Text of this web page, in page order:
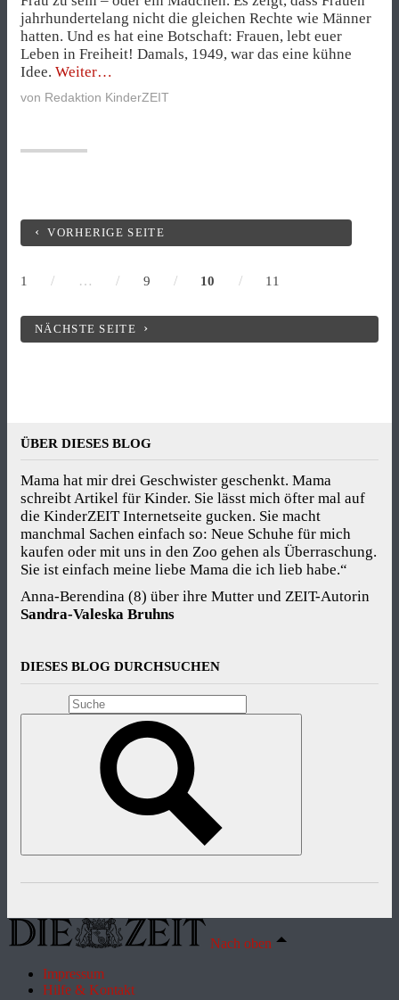
jahrhundertelang nicht die gleichen Rechte wie Männer
hatten. Und es hat eine Botschaft: Frauen, lebt euer
Leben in Freiheit! Damals, 1949, war das eine kühne
Idee. Weiter„Lebt
Leben
von Redaktion KinderZEIT
VORHERIGE SEITE
1 / … / 9 / 10 / 11
NÄCHSTE SEITE
ÜBER DIESES BLOG
Mama hat mir drei Geschwister geschenkt. Mama
schreibt Artikel für Kinder. Sie lässt mich öfter mal auf
die KinderZEIT Internetseite gucken. Sie macht
manchmal Sachen einfach so: Neue Schuhe für mich
kaufen oder mit uns in den Zoo gehen als Überraschung.
Sie ist einfach meine liebe Mama die ich lieb habe.“
Anna-Berendina (8) über ihre Mutter und ZEIT-Autorin
Sandra-Valeska Bruhns
DIESES BLOG DURCHSUCHEN
Nach oben
Impressum
Hilfe & Kontakt